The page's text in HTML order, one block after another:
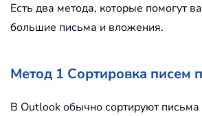
Есть два метода, которые помогут
большие письма и вложения.
Метод 1 Сортировка писем
В Outlook обычно сортируют письма